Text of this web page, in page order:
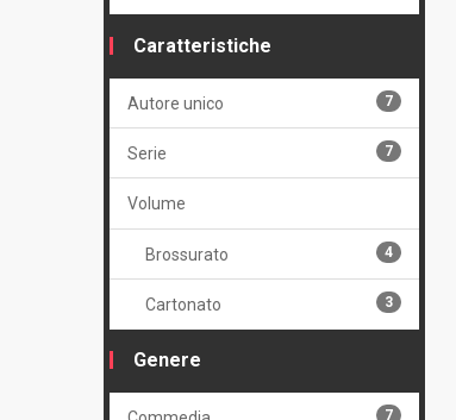
Caratteristiche
Autore unico 7
Serie 7
Volume
Brossurato 4
Cartonato 3
Genere
7